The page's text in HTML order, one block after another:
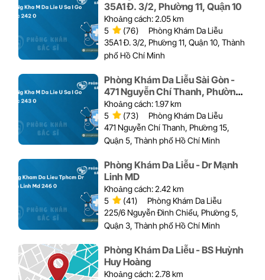
35A1 Đ. 3/2, Phường 11, Quận 10
Khoảng cách: 2.05 km
5
(76)
Phòng Khám Da Liễu
35A1 Đ. 3/2, Phường 11, Quận 10, Thành
phố Hồ Chí Minh
Phòng Khám Da Liễu Sài Gòn -
471 Nguyễn Chí Thanh, Phường
15, Quận 5
Khoảng cách: 1.97 km
5
(73)
Phòng Khám Da Liễu
471 Nguyễn Chí Thanh, Phường 15,
Quận 5, Thành phố Hồ Chí Minh
Phòng Khám Da Liễu - Dr Mạnh
Linh MD
Khoảng cách: 2.42 km
5
(41)
Phòng Khám Da Liễu
225/6 Nguyễn Đình Chiểu, Phường 5,
Quận 3, Thành phố Hồ Chí Minh
Phòng Khám Da Liễu - BS Huỳnh
Huy Hoàng
Khoảng cách: 2.78 km